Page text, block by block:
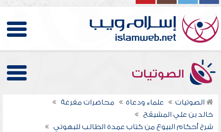
الصوتيات
الصوتيات علماء ودعاة
محاضرات مفرغة
خالد بن علي المشيقح
شرح أحكام البيوع من كتاب عمدة الطالب للبهوتي